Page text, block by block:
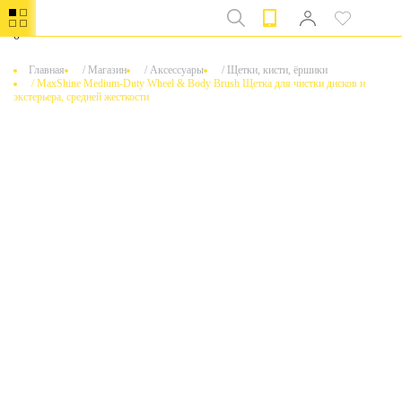
0
Главная / Магазин / Аксессуары / Щетки, кисти, ёршики
/MaxShine Medium-Duty Wheel & Body Brush Щетка для чистки дисков и
экстерьера, средней жесткости